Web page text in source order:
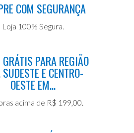
COM SEGURANÇA
Loja 100% Segura.
GRÁTIS PARA REGIÃO
E CENTRO-
OESTE EM...
acima de R$ 199,00.